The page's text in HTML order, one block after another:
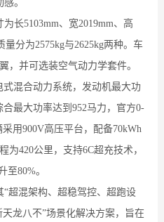
。
长5103mm、宽2019mm、高
量分为2575kg与2625kg两种。车
，并可选装空气动力学套件。
混合动力系统，发动机最大功
最大功率达到952马力，官方0-
用900V高压平台，配备70kWh
为420公里，支持6C超充技术，
至80%。
超混架构、超稳驾控、超跑设
龙八不”场景化解决方案，旨在